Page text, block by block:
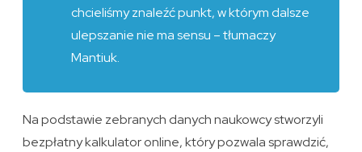
chcieliśmy znaleźć punkt, w którym dalsze
ulepszanie nie ma sensu – tłumaczy
Mantiuk.
Na podstawie zebranych danych naukowcy stworzyli
bezpłatny kalkulator online, który pozwala sprawdzić,